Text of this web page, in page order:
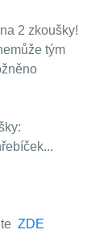
2 zkoušky!
tým
ZDE